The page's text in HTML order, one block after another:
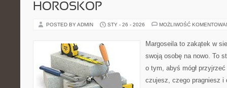
HOROSKOP
POSTED BY ADMIN STY - 26 - 2026 MOŻLIWOŚĆ
Margoseila to zakątek w
swoją osobę na nowo. To
o tym, abyś mógł
czujesz, czego pragniesz i